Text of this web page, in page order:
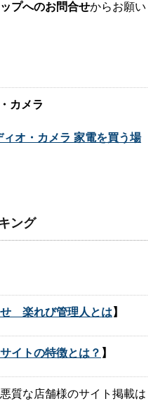
プへのお問合せからお願い
カメラ
オ・カメラ 家電を買う場
ング
楽れび管理人とは 】
イトの特徴とは？ 】
質な店舗様のサイト掲載は